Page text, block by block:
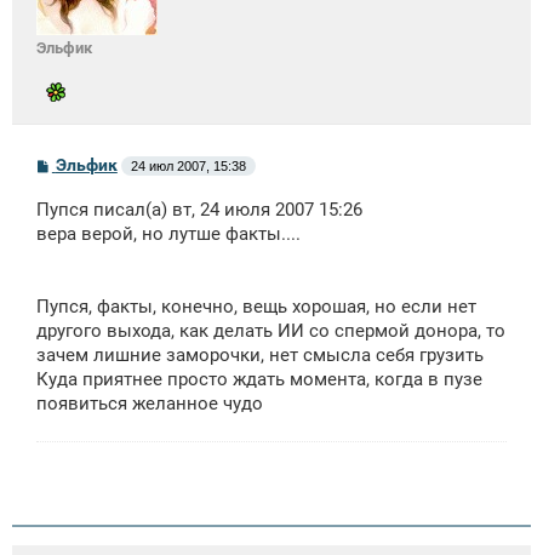
Эльфик
С
о
б
щ
Эльфик 24 июл 2007, 15:38
Пупся писал(а) вт, 24 июля 2007 15:26
вера верой, но лутше факты....
Пупся, факты, конечно, вещь хорошая, но если нет
другого выхода, как делать ИИ со спермой донора, то
зачем лишние заморочки, нет смысла себя грузить
Куда приятнее просто ждать момента, когда в пузе
появиться желанное чудо